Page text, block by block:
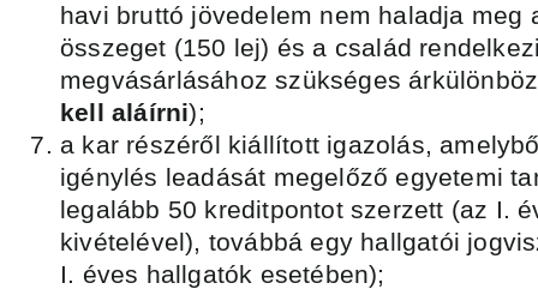
havi bruttó jövedelem nem haladja meg
összeget (150 lej) és a család
megvásárlásához szükséges
kell aláírni);
a kar részéről kiállított igazolás,
igénylés leadását megelőző egyetemi
legalább 50 kreditpontot szerzett (az I.
kivételével), továbbá egy hallgatói
I. éves hallgatók esetében);